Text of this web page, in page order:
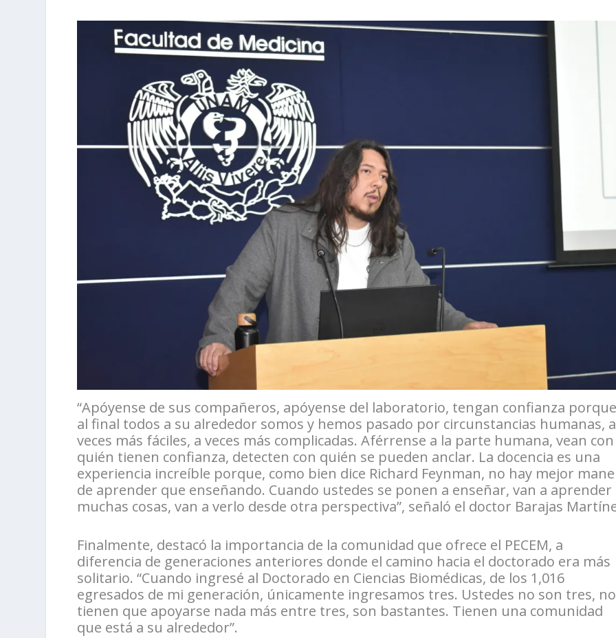
“Apóyense de sus compañeros, apóyense del laboratorio, tengan confianza porque
al final todos a su alrededor somos y hemos pasado por circunstancias humanas, a
veces más fáciles, a veces más complicadas. Aférrense a la parte humana, vean con
quién tienen confianza, detecten con quién se pueden anclar. La docencia es una
experiencia increíble porque, como bien dice Richard Feynman, no hay mejor
de aprender que enseñando. Cuando ustedes se ponen a enseñar, van a aprender
muchas cosas, van a verlo desde otra perspectiva”, señaló el doctor Barajas
Finalmente, destacó la importancia de la comunidad que ofrece el PECEM, a
diferencia de generaciones anteriores donde el camino hacia el doctorado era más
solitario. “Cuando ingresé al Doctorado en Ciencias Biomédicas, de los 1,016
egresados de mi generación, únicamente ingresamos tres. Ustedes no son tres, no
tienen que apoyarse nada más entre tres, son bastantes. Tienen una comunidad
que está a su alrededor”.